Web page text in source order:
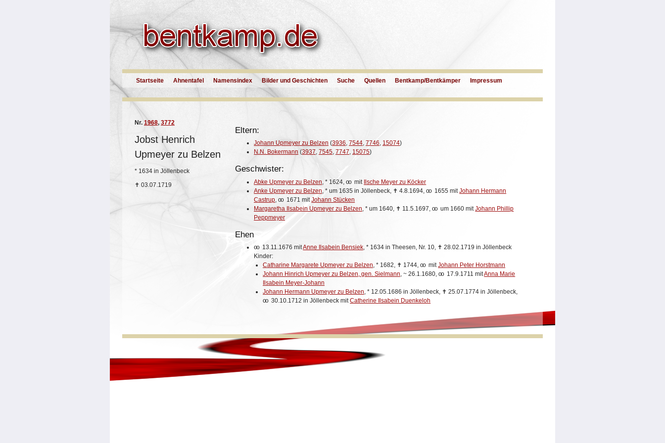
Startseite Ahnentafel Namensindex Bilder und Geschichten Suche Quellen Bentkamp/Bentkämper Impressum
Nr. 1968, 3772
Jobst Henrich
Upmeyer zu Belzen
* 1634 in Jöllenbeck
✝ 03.07.1719
Eltern:
Johann Upmeyer zu Belzen (3936, 7544, 7746, 15074)
N.N. Bokermann (3937, 7545, 7747, 15075)
Geschwister:
Abke Upmeyer zu Belzen * 1624, oo mit Ilsche Meyer zu Köcker
Anke Upmeyer zu Belzen * um 1635 in Jöllenbeck, ✝ 4.8.1694, oo 1655 mitJohann Hermann
Castrup oo 1671 mitJohann Stücken
Margaretha Ilsabein Upmeyer zu Belzen * um 1640, ✝ 11.5.1697, oo um 1660 mitJohann Phillip
Peppmeyer
Ehen
oo 13.11.1676 mitAnne Ilsabein Bensiek,* 1634 in Theesen, Nr. 10, ✝28.02.1719 in Jöllenbeck
Kinder:
Catharine Margarete Upmeyer zu Belzen, * 1682, ✝ 1744, oo mitJohann Peter Horstmann
Johann Hinrich Upmeyer zu Belzen, gen. Sielmann, ~ 26.1.1680, oo 17.9.1711 mitAnna Marie
Ilsabein Meyer-Johann
Johann Hermann Upmeyer zu Belzen, * 12.05.1686 in Jöllenbeck, ✝ 25.07.1774 in Jöllenbeck,
oo 30.10.1712 in Jöllenbeck mitCatherine Ilsabein Duenkeloh